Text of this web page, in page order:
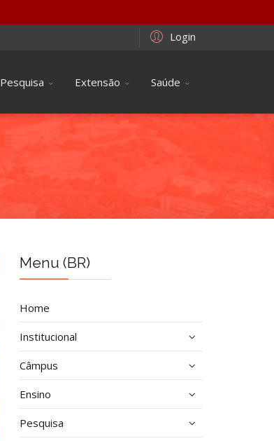
Login
Pesquisa Extensão Saúde
Menu (BR)
Home
Institucional
Câmpus
Ensino
Pesquisa